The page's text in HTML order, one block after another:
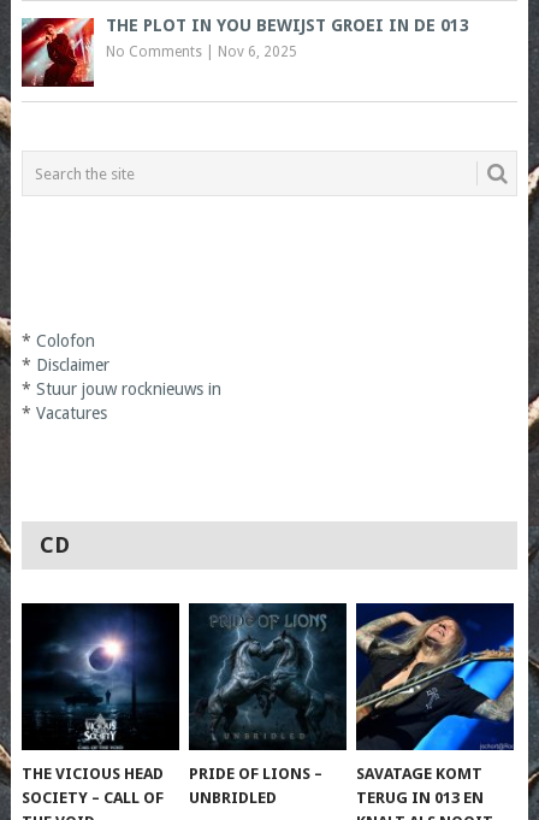
THE PLOT IN YOU BEWIJST GROEI IN DE 013
No Comments| Nov 6, 2025
* Colofon
* Disclaimer
* Stuur jouw rocknieuws in
* Vacatures
CD
THE VICIOUS HEAD
SOCIETY – CALL OF
PRIDE OF LIONS –
UNBRIDLED
SAVATAGE KOMT
TERUG IN 013 EN